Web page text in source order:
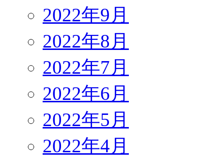
2022年9月
2022年8月
2022年7月
2022年6月
2022年5月
2022年4月